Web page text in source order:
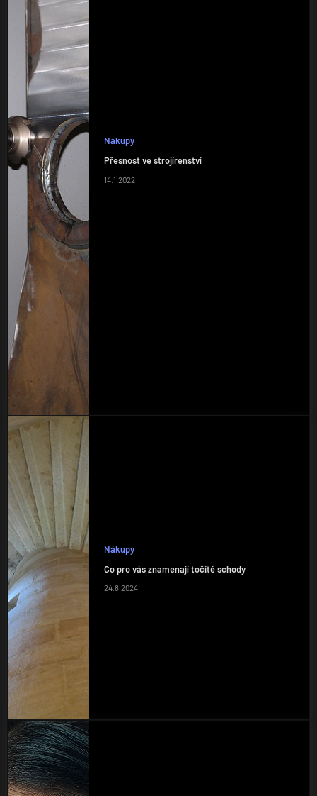
Nákupy
Přesnost ve strojírenství
14.1.2022
Nákupy
Co pro vás znamenají točité schody
24.8.2024